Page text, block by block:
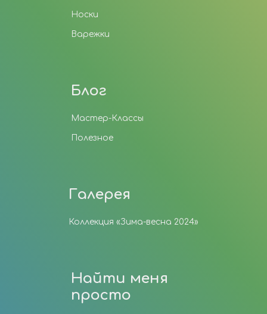
Носки
Варежки
Блог
Мастер-Классы
Полезное
Галерея
Коллекция «Зима-весна 2024»
Найти меня
просто